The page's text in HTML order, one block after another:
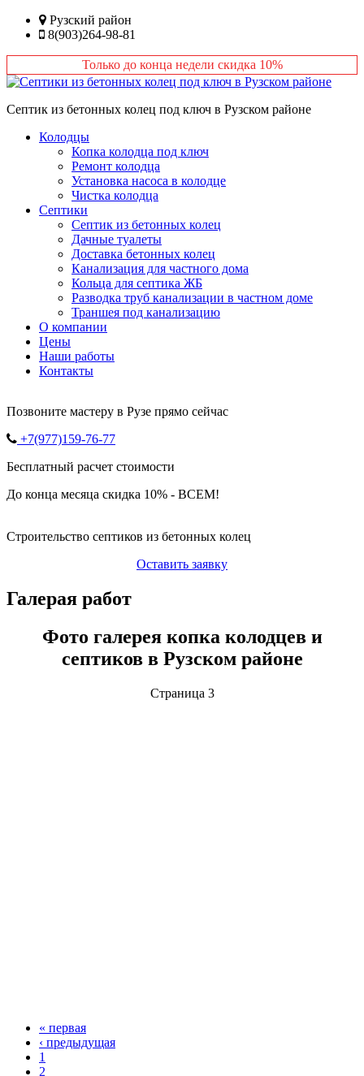
ПерейтиРузский район
8(903)264-98-81
Только до конца недели скидка 10%
Септик из бетонных колец под ключ в Рузском районе
Колодцы
Копка колодца под ключ
Ремонт колодца
Установка насоса в колодце
Чистка колодца
Септики
Септик из бетонных колец
Дачные туалеты
Доставка бетонных колец
Канализация для частного дома
Кольца для септика ЖБ
Разводка труб канализации в частном доме
Траншея под канализацию
О компании
Цены
Наши работы
Контакты
Позвоните мастеру в Рузе прямо сейчас
+7(977)159-76-77
Бесплатный расчет стоимости
До конца месяца скидка 10% - ВСЕМ!
Строительство септиков из бетонных колец
Оставить заявку
Галерая работ
Фото галерея копка колодцев и
септиков в Рузском районе
Страница 3
« первая
‹ предыдущая
1
2